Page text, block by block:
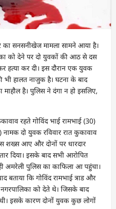
का सनसनीखेज मामला सामने आया है।
को देने पर दो युवकों की आठ से दस
हत्या कर दी। इस दौरान एक युवक
भी हालत नाजुक है। घटना के बाद
है। पुलिस ने दंगा न हो इसलिए,
रहते गोविंद भाई रामभाई (30)
दो युवक रविवार रात कुकावाव
शख्स आए और दोनों पर धारदार
दिया। इसके बाद सभी आरोपित
अमरेली पुलिस का काफिला आ पहुंचा।
बताया कि गोविंद रामभाई त्राड और
को देते थे। जिसके बाद
इसके कारण दोनों युवक कुछ लोगों